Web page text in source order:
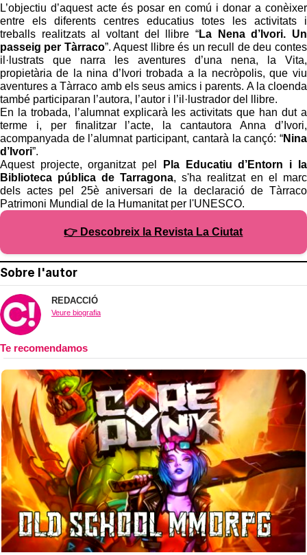
L’objectiu d’aquest acte és posar en comú i donar a conèixer
entre els diferents centres educatius totes les activitats i
treballs realitzats al voltant del llibre “La Nena d’Ivori. Un
passeig per Tàrraco”. Aquest llibre és un recull de deu contes
il·lustrats que narra les aventures d’una nena, la Vita,
propietària de la nina d’Ivori trobada a la necròpolis, que viu
aventures a Tàrraco amb els seus amics i parents. A la cloenda
també participaran l’autora, l’autor i l’il·lustrador del llibre.
En la trobada, l’alumnat explicarà les activitats que han dut a
terme i, per finalitzar l’acte, la cantautora Anna d’Ivori,
acompanyada de l’alumnat participant, cantarà la cançó: “Nina
d’Ivori”.
Aquest projecte, organitzat pel
Pla Educatiu d’Entorn i la
Biblioteca pública de Tarragona, s'ha realitzat en el marc
dels actes pel 25è aniversari de la declaració de Tàrraco
Patrimoni Mundial de la Humanitat per l'UNESCO.
👉 Descobreix la Revista La Ciutat
Sobre l'autor
REDACCIÓ
Veure biografia